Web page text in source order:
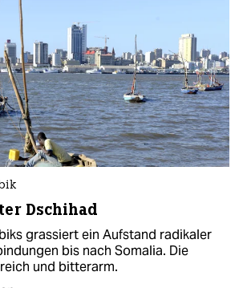
Dschihad
grassiert ein Aufstand radikaler
bis nach Somalia. Die
und bitterarm.